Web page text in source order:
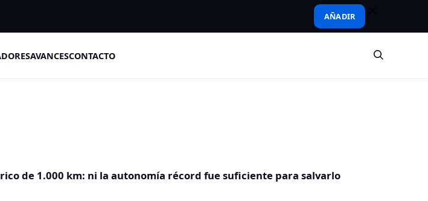
AÑADIR
AVANCESCONTACTO
de 1.000 km: ni la autonomía récord fue suficiente para salvarlo